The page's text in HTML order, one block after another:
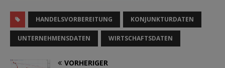
HANDELSVORBEREITUNG KONJUNKTURDATEN
UNTERNEHMENSDATEN WIRTSCHAFTSDATEN
VORHERIGER